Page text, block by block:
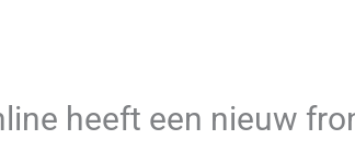
heeft een nieuw